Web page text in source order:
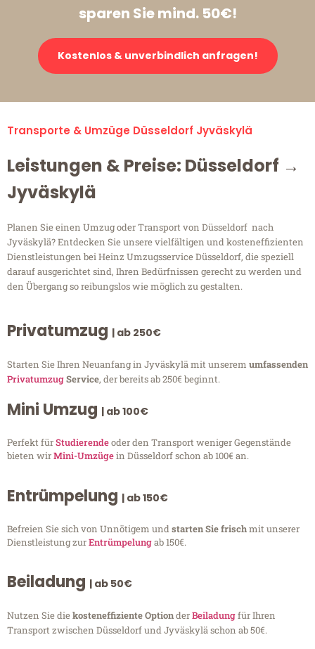
sparen Sie mind. 50€!
Kostenlos & unverbindlich anfragen!
Transporte & Umzüge Düsseldorf Jyväskylä
Leistungen & Preise: Düsseldorf →
Jyväskylä
Planen Sie einen Umzug oder Transport von Düsseldorf nach
Jyväskylä? Entdecken Sie unsere vielfältigen und kosteneffizienten
Dienstleistungen bei Heinz Umzugsservice Düsseldorf, die speziell
darauf ausgerichtet sind, Ihren Bedürfnissen gerecht zu werden und
den Übergang so reibungslos wie möglich zu gestalten.
Privatumzug | ab 250€
Starten Sie Ihren Neuanfang in Jyväskylä mit unserem umfassenden
PrivatumzugService, der bereits ab 250€ beginnt.
Mini Umzug | ab 100€
Perfekt fürStudierendeoder den Transport weniger Gegenstände
bieten wirMini-Umzügein Düsseldorf schon ab 100€ an.
Entrümpelung | ab 150€
Befreien Sie sich von Unnötigem undstarten Sie frischmit unserer
Dienstleistung zurEntrümpelungab 150€.
Beiladung | ab 50€
Nutzen Sie diekosteneffiziente OptionderBeiladungfür Ihren
Transport zwischen Düsseldorf und Jyväskylä schon ab 50€.